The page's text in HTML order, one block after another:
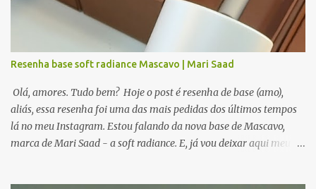
s
Resenha base soft radiance Mascavo | Mari Saad
Olá, amores. Tudo bem? Hoje o post é resenha de base (amo),
aliás, essa resenha foi uma das mais pedidas dos últimos tempos
lá no meu Instagram. Estou falando da nova base de Mascavo,
marca de Mari Saad - a soft radiance. E, já vou deixar aqui meu